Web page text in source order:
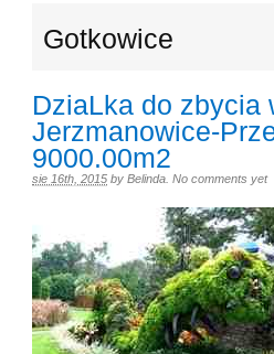
Gotkowice
DziaLka do zbycia
Jerzmanowice-
9000.00m2
sie 16th, 2015 by Belinda No comments yet